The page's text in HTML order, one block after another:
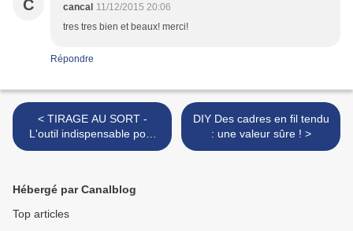
C cancal 11/12/2015 20:06
tres tres bien et beaux! merci!
Répondre
< TIRAGE AU SORT -
L'outil indispensable pour
toutes vos créations : le
DIY Des cadres en fil tendu
: une valeur sûre ! >
Hébergé par Canalblog
Top articles